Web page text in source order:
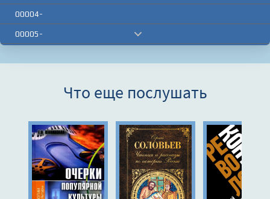
00004-
00005-
00010-
00011-
00012-
00013-
Что еще послушать